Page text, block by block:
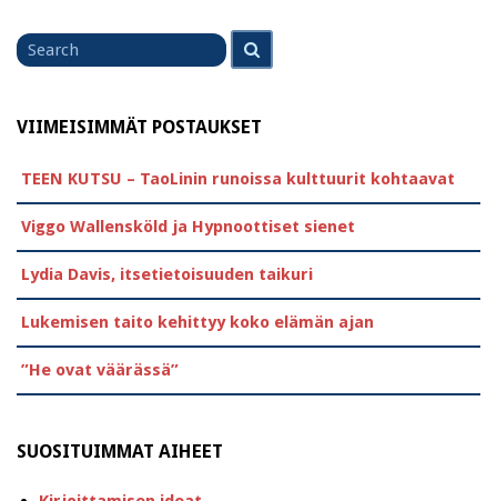
Search
for
VIIMEISIMMÄT POSTAUKSET
TEEN KUTSU – TaoLinin runoissa kulttuurit kohtaavat
Viggo Wallensköld ja Hypnoottiset sienet
Lydia Davis, itsetietoisuuden taikuri
Lukemisen taito kehittyy koko elämän ajan
”He ovat väärässä”
SUOSITUIMMAT AIHEET